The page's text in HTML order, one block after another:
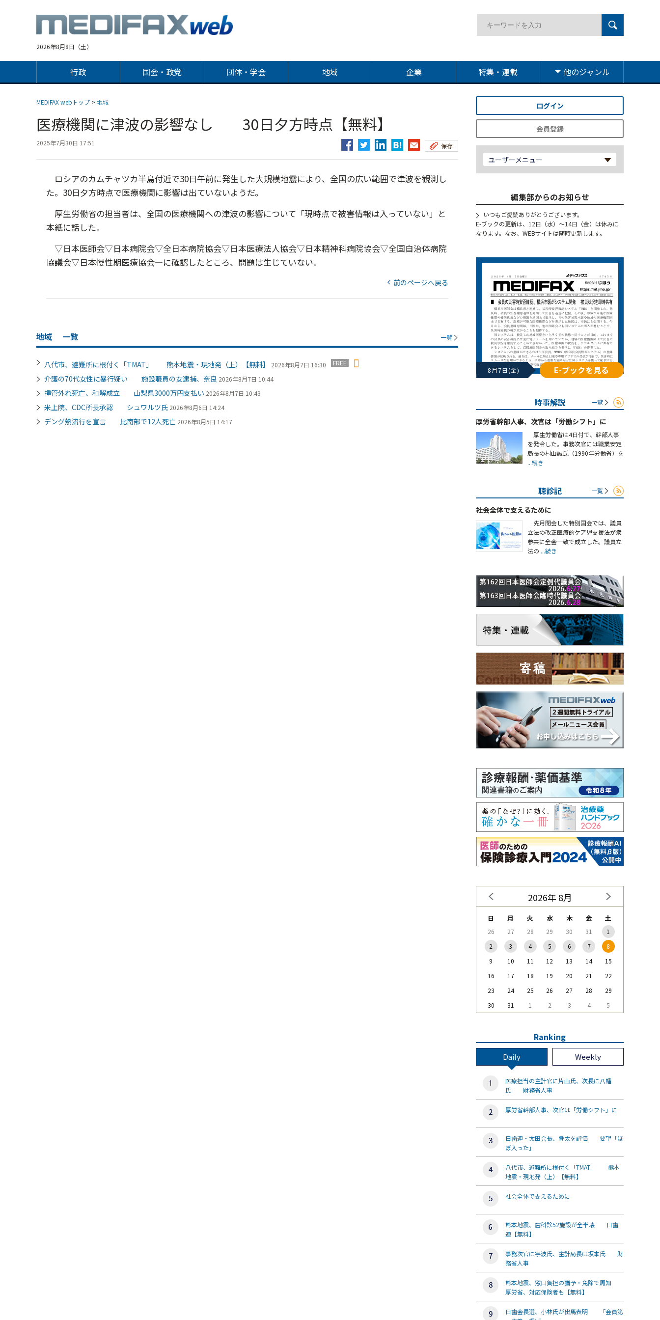
2026年8月8日（土）
行政 国会・政党 団体・学会 地域 企業 特集・連載 他のジャンル
MEDIFAX webトップ > 地域
医療機関に津波の影響なし 30日夕方時点【無料】
2025年7月30日 17:51 保存
ロシアのカムチャツカ半島付近で30日午前に発生した大規模地震により、全国の広い範囲で津波を観測し
た。30日夕方時点で医療機関に影響は出ていないようだ。
厚生労働省の担当者は、全国の医療機関への津波の影響について「現時点で被害情報は入っていない」と
本紙に話した。
▽日本医師会▽日本病院会▽全日本病院協会▽日本医療法人協会▽日本精神科病院協会▽全国自治体病院
協議会▽日本慢性期医療協会―に確認したところ、問題は生じていない。
前のページへ戻る
地域 一覧 一覧
八代市、避難所に根付く「TMAT」 熊本地震・現地発（上）【無料】 2026年8月7日 16:30 FREE
介護の70代女性に暴行疑い 施設職員の女逮捕、奈良 2026年8月7日 10:44
挿管外れ死亡、和解成立 山梨県3000万円支払い 2026年8月7日 10:43
米上院、CDC所長承認 シュワルツ氏 2026年8月6日 14:24
デング熱流行を宣言 比南部で12人死亡 2026年8月5日 14:17
ログイン
会員登録
ユーザーメニュー
編集部からのお知らせ
いつもご愛読ありがとうございます。
E-ブックの更新は、12日（水）～14日（金）は休みに
なります。なお、WEBサイトは随時更新します。
8月7日(金) E-ブックを見る
時事解説 一覧
厚労省幹部人事、次官は「労働シフト」に
厚生労働省は4日付で、幹部人事
を発令した。事務次官には職業安定
局長の村山誠氏（1990年労働省）を
...続き
聴診記 一覧
社会全体で支えるために
先月閉会した特別国会では、議員
立法の改正医療的ケア児支援法が衆
参共に全会一致で成立した。議員立
法の ...続き
2026年 8月
日 月 火 水 木 金 土
26 27 28 29 30 31
1
2
3 4 5 6 7
8
9
10 11 12 13 14
15
16
17 18 19 20 21
22
23
24 25 26 27 28
29
30
31 1 2 3 4 5
Ranking
Daily Weekly
医療担当の主計官に片山氏、次長に八幡
氏 財務省人事
厚労省幹部人事、次官は「労働シフト」に
日歯連・太田会長、骨太を評価 要望「ほ
ぼ入った」
八代市、避難所に根付く「TMAT」 熊本
地震・現地発（上）【無料】
社会全体で支えるために
熊本地震、歯科診52施設が全半壊 日歯
連【無料】
事務次官に宇波氏、主計局長は坂本氏 財
務省人事
熊本地震、窓口負担の猶予・免除で周知
厚労省、対応保険者も【無料】
日歯会長選、小林氏が出馬表明 「会員第